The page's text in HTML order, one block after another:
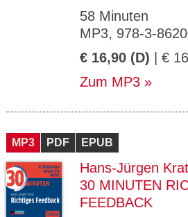
58 Minuten
MP3, 978-3-
€ 16,90 (D) | €
Zum MP3
MP3 PDF EPUB
Hans-Jürgen
30 MINUTEN
FEEDBACK